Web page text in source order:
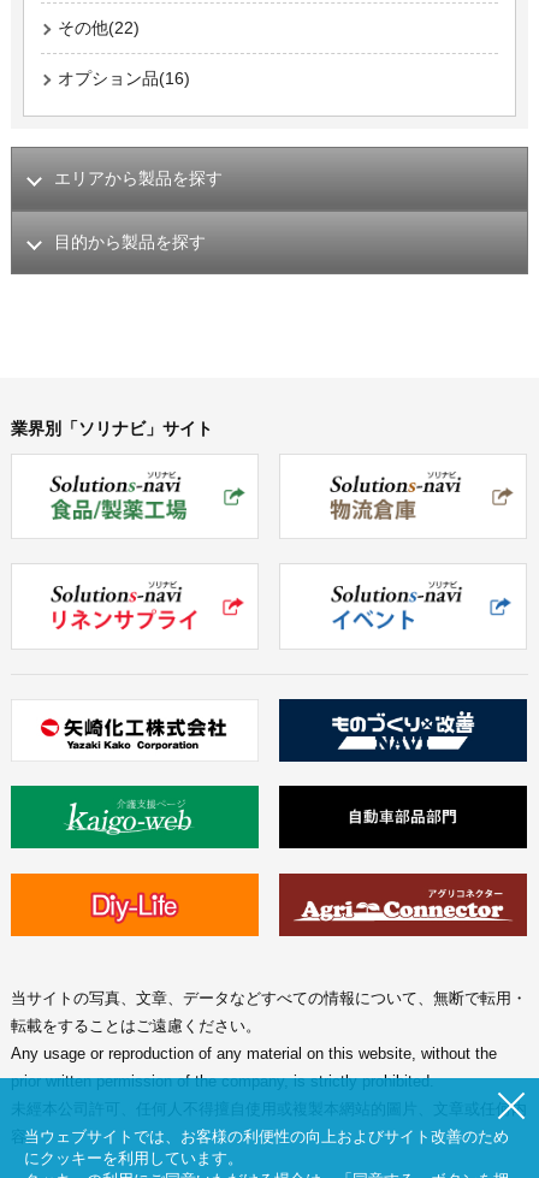
その他(22)
オプション品(16)
エリアから製品を探す
目的から製品を探す
業界別「ソリナビ」サイト
当サイトの写真、文章、データなどすべての情報について、無断で転用・
転載をすることはご遠慮ください。
Any usage or reproduction of any material on this website, without the
prior written permission of the company, is strictly prohibited.
未經本公司許可、任何人不得擅自使用或複製本網站的圖片、文章或任何内
容。
当ウェブサイトでは、お客様の利便性の向上およびサイト改善のため
にクッキーを利用しています。